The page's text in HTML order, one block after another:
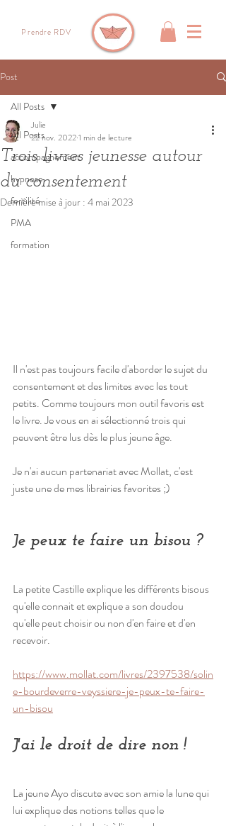
Prendre RDV
Post
All Posts
accompagnement
hypnose
fertilité
PMA
formation
All Posts
Trois livres jeunesse autour
du consentement
Julie
22 nov. 20221 min de lecture
Dernière mise à jour : 4 mai 2023
Il n'est pas toujours facile d'aborder le sujet du
consentement et des limites avec les tout
petits. Comme toujours mon outil favoris est
le livre. Je vous en ai sélectionné trois qui
peuvent être lus dès le plus jeune âge.
Je n'ai aucun partenariat avec Mollat, c'est
juste une de mes librairies favorites ;)
Je peux te faire un bisou ?
La petite Castille explique les différents bisous
qu'elle connait et explique a son doudou
qu'elle peut choisir ou non d'en faire et d'en
recevoir.
https://www.mollat.com/livres/2397538/solin
e-bourdeverre-veyssiere-je-peux-te-faire-
un-bisou
J'ai le droit de dire non !
La jeune Ayo discute avec son amie la lune qui
lui explique des notions telles que le